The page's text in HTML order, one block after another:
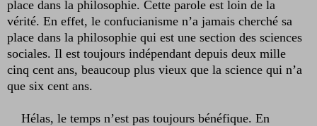
place dans la philosophie. Cette parole est loin de la
vérité. En effet, le confucianisme n’a jamais cherché sa
place dans la philosophie qui est une section des sciences
sociales. Il est toujours indépendant depuis deux mille
cinq cent ans, beaucoup plus vieux que la science qui n’a
que six cent ans.
Hélas, le temps n’est pas toujours bénéfique. En